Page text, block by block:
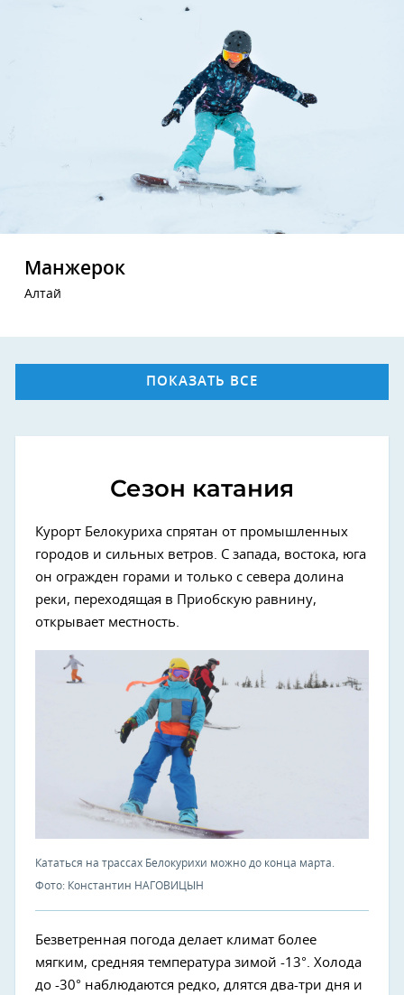
Манжерок
Алтай
ПОКАЗАТЬ ВСЕ
Сезон катания
Курорт Белокуриха спрятан от промышленных
городов и сильных ветров. С запада, востока, юга
он огражден горами и только с севера долина
реки, переходящая в Приобскую равнину,
открывает местность.
Кататься на трассах Белокурихи можно до конца марта.
Фото: Константин НАГОВИЦЫН
Безветренная погода делает климат более
мягким, средняя температура зимой -13°. Холода
до -30° наблюдаются редко, длятся два-три дня и